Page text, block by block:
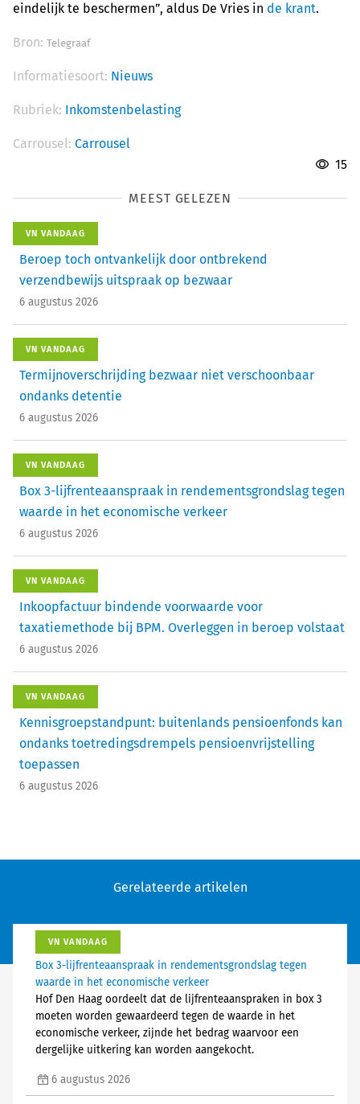
eindelijk te beschermen”, aldus De Vries in de krant.
Bron: Telegraaf
Informatiesoort: Nieuws
Rubriek: Inkomstenbelasting
Carrousel: Carrousel
15
MEEST GELEZEN
VN VANDAAG
Beroep toch ontvankelijk door ontbrekend
verzendbewijs uitspraak op bezwaar
6 augustus 2026
VN VANDAAG
Termijnoverschrijding bezwaar niet verschoonbaar
ondanks detentie
6 augustus 2026
VN VANDAAG
Box 3-lijfrenteaanspraak in rendementsgrondslag tegen
waarde in het economische verkeer
6 augustus 2026
VN VANDAAG
Inkoopfactuur bindende voorwaarde voor
taxatiemethode bij BPM. Overleggen in beroep volstaat
6 augustus 2026
VN VANDAAG
Kennisgroepstandpunt: buitenlands pensioenfonds kan
ondanks toetredingsdrempels pensioenvrijstelling
toepassen
6 augustus 2026
Gerelateerde artikelen
VN VANDAAG
Box 3-lijfrenteaanspraak in rendementsgrondslag tegen
waarde in het economische verkeer
Hof Den Haag oordeelt dat de lijfrenteaanspraken in box 3
moeten worden gewaardeerd tegen de waarde in het
economische verkeer, zijnde het bedrag waarvoor een
dergelijke uitkering kan worden aangekocht.
6 augustus 2026